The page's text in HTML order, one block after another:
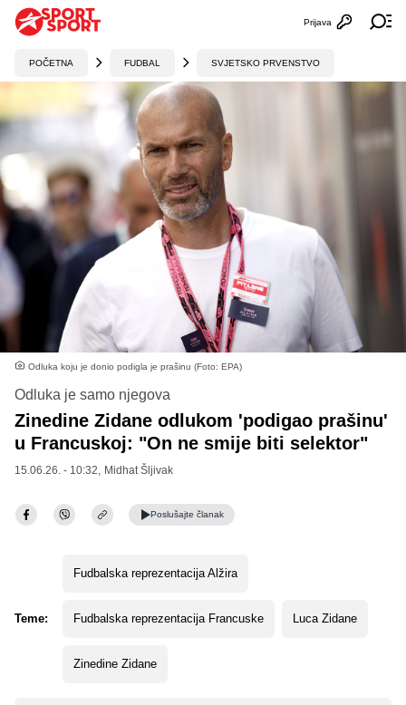
Otvori
Prijava
POČETNA FUDBAL SVJETSKO PRVENSTVO
Odluka koju je donio podigla je prašinu (Foto: EPA)
Odluka je samo njegova
Zinedine Zidane odlukom 'podigao prašinu'
u Francuskoj: "On ne smije biti selektor"
15.06.26. - 10:32, Midhat Šljivak
Poslušajte članak
Teme:
Fudbalska reprezentacija Alžira
Fudbalska reprezentacija Francuske Luca Zidane
Zinedine Zidane